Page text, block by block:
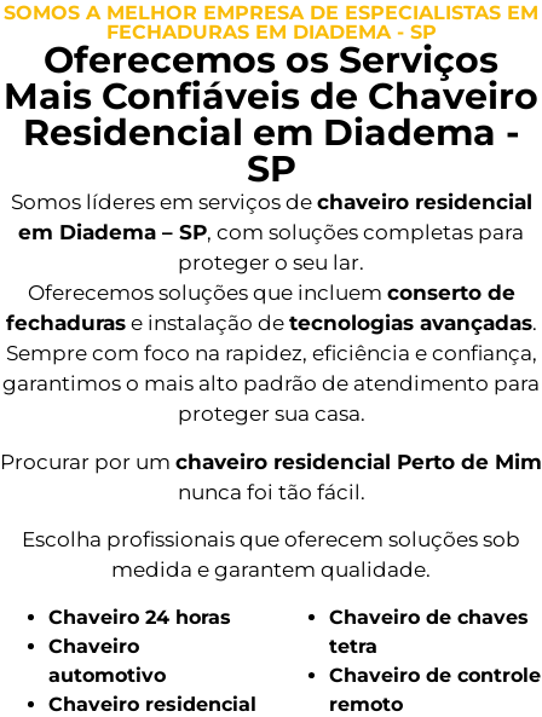
SOMOS A MELHOR EMPRESA DE ESPECIALISTAS EM
FECHADURAS EM DIADEMA - SP
Oferecemos os Serviços
Mais Confiáveis de Chaveiro
Residencial em Diadema -
SP
Somos líderes em serviços de chaveiro residencial
em Diadema – SP, com soluções completas para
proteger o seu lar.
Oferecemos soluções que incluem conserto de
fechadurase instalação de tecnologias avançadas.
Sempre com foco na rapidez, eficiência e confiança,
garantimos o mais alto padrão de atendimento para
proteger sua casa.
Procurar por um chaveiro residencial Perto de Mim
nunca foi tão fácil.
Escolha profissionais que oferecem soluções sob
medida e garantem qualidade.
Chaveiro 24 horas
Chaveiro
automotivo
Chaveiro residencial
Chaveiro de chaves
tetra
Chaveiro de controle
remoto